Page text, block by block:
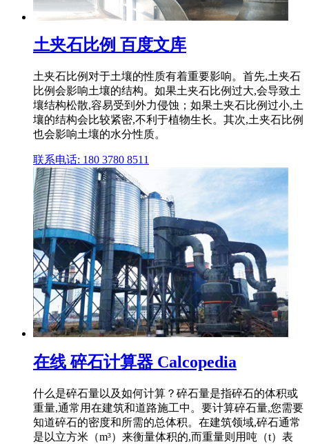
土夹石比例 百度文库
土夹石比例对于土壤的性质有着重要影响。首先,土夹石
比例会影响土壤的结构。如果土夹石比例过大,会导致土
壤结构松散,容易受到外力侵蚀；如果土夹石比例过小,土
壤的结构会比较紧密,不利于植物生长。其次,土夹石比例
也会影响土壤的水分性质。
联系电话: 180 3780 8511
在线 碎石计算器 Calcopedia
什么是碎石量以及如何计算？碎石量是指碎石的体积或
重量,通常用在建筑和道路施工中。要计算碎石量,您需要
知道碎石的密度和所需的总体积。在建筑领域,碎石通常
是以立方米（m³）来衡量体积的,而重量则用吨（t）表